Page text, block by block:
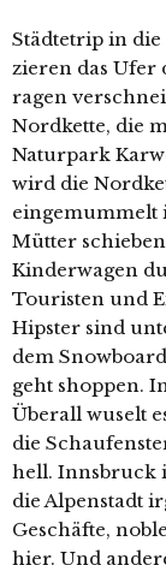
Städtetrip in
zieren das
ragen
Nordkette, die
Naturpark
wird die
eingemummelt
Mütter
Kinderwagen
Touristen und
Hipster sind
dem
geht shoppen.
Überall wuselt
die
hell. Innsbruck
die Alpenstadt
Geschäfte,
hier. Und